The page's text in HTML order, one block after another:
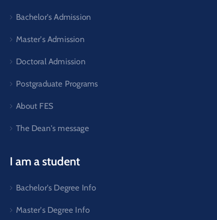
Bachelor's Admission
Master's Admission
Doctoral Admission
Postgraduate Programs
About FES
The Dean's message
I am a student
Bachelor's Degree Info
Master's Degree Info